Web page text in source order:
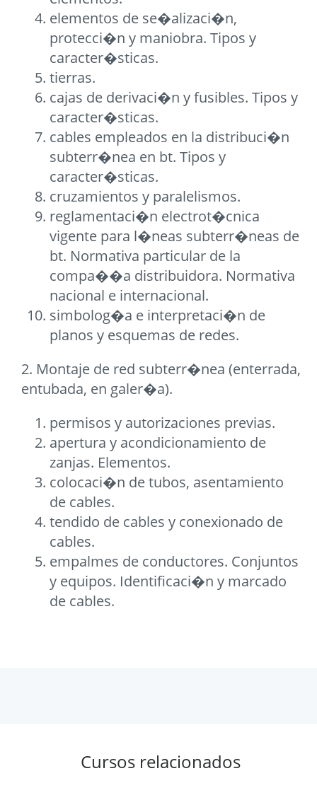
elementos de se�alizaci�n,
protecci�n y maniobra. Tipos y
caracter�sticas.
tierras.
cajas de derivaci�n y fusibles. Tipos y
caracter�sticas.
cables empleados en la distribuci�n
subterr�nea en bt. Tipos y
caracter�sticas.
cruzamientos y paralelismos.
reglamentaci�n electrot�cnica
vigente para l�neas subterr�neas de
bt. Normativa particular de la
compa��a distribuidora. Normativa
nacional e internacional.
simbolog�a e interpretaci�n de
planos y esquemas de redes.
2. Montaje de red subterr�nea (enterrada,
entubada, en galer�a).
permisos y autorizaciones previas.
apertura y acondicionamiento de
zanjas. Elementos.
colocaci�n de tubos, asentamiento
de cables.
tendido de cables y conexionado de
cables.
empalmes de conductores. Conjuntos
y equipos. Identificaci�n y marcado
de cables.
Cursos relacionados